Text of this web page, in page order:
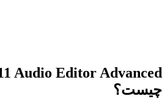
Audio Editor Advanced
چیست؟